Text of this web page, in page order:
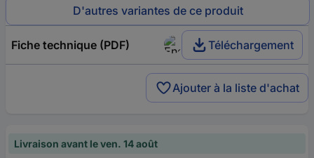
D'autres variantes de ce produit
Fiche technique (PDF) Téléchargement
Ajouter à la liste d'achat
Livraison avant le ven. 14 août